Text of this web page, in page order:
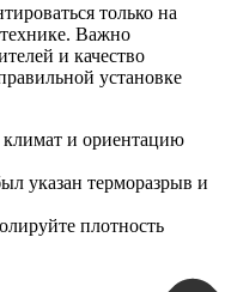
только на
Важно
и качество
установке
и ориентацию
указан терморазрыв и
плотность